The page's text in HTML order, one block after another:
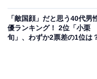
なるような危うさを感
アンケート回答者から
「敵国顔」だと思う40代男
優ランキング！ 2位「小栗
旬」、わずか2票差の1位は